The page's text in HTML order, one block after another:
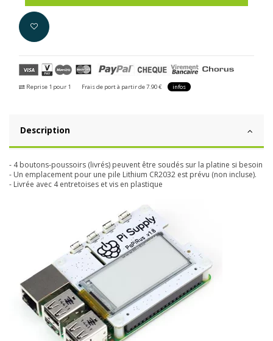
Reprise 1 pour 1 Frais de port à partir de 7.90 € infos
Description
- 4 boutons-poussoirs (livrés) peuvent être soudés sur la platine si besoin
- Un emplacement pour une pile Lithium CR2032 est prévu (non incluse).
- Livrée avec 4 entretoises et vis en plastique